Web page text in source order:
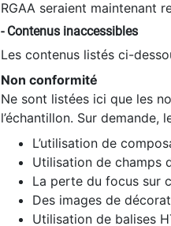
RGAA seraient maintenant
- Contenus inaccessibles
Les contenus listés ci-
Non conformité
Ne sont listées ici que les
l’échantillon. Sur
L’utilisation de
Utilisation de champs
La perte du focus sur
Des images de
Utilisation de balises